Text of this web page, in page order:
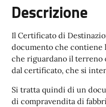
Descrizione
Il Certificato di
documento che
che riguardano il terreno
dal certificato, che si
Si tratta quindi di un
di compravendita di